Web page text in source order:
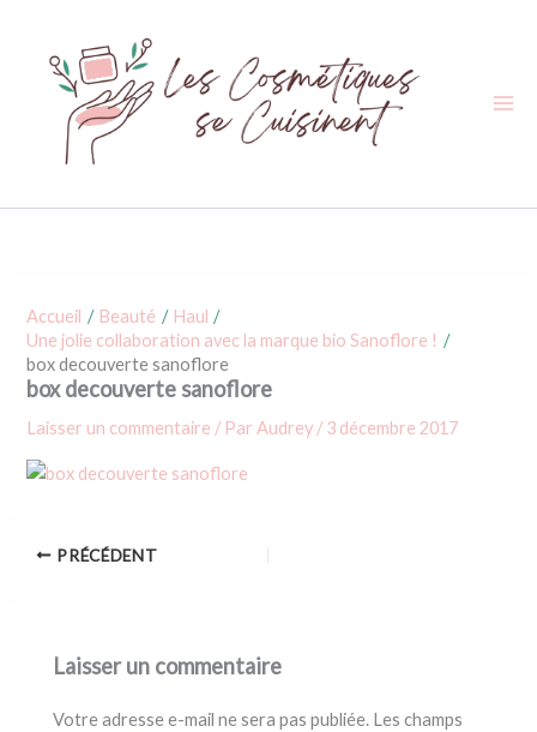
contenu
Accueil Beauté
Haul
Une jolie collaboration avec la marque bio Sanoflore !
box decouverte sanoflore
box decouverte sanoflore
Laisser un commentaire / ParAudrey / 3 décembre 2017
PRÉCÉDENT
Laisser un commentaire
Votre adresse e-mail ne sera pas publiée. Les champs